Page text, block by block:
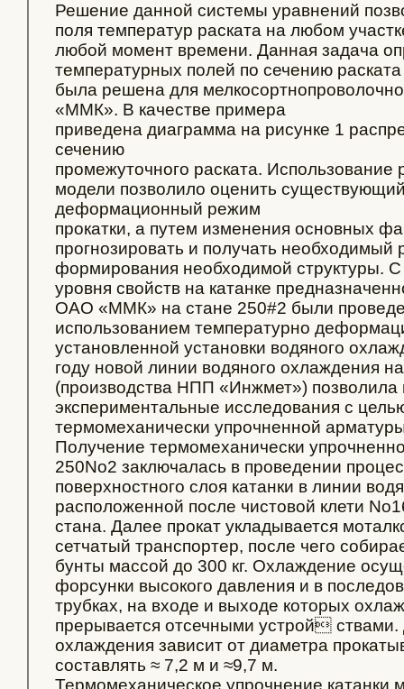
Решение данной системы уравнений
поля температур раската на любом
любой момент времени. Данная задача
температурных полей по сечению
была решена для
«ММК». В качестве примера
приведена диаграмма на рисунке 1
сечению
промежуточного раската. Использование
модели позволило оценить
деформационный режим
прокатки, а путем изменения основных
прогнозировать и получать необходимый
формирования необходимой структуры.
уровня свойств на катанке
ОАО «ММК» на стане 250#2 были
использованием температурно
установленной установки водяного
году новой линии водяного охлаждения
(производства НПП «Инжмет») позволила
экспериментальные исследования с
термомеханически упрочненной
Получение термомеханически
250No2 заключалась в проведении
поверхностного слоя катанки в линии
расположенной после чистовой клети
стана. Далее прокат укладывается
сетчатый транспортер, после чего
бунты массой до 300 кг. Охлаждение
форсунки высокого давления и в
трубках, на входе и выходе которых
прерывается отсечными устрой
охлаждения зависит от диаметра
составлять ≈ 7,2 м и ≈9,7 м.
Термомеханическое упрочнение катанки